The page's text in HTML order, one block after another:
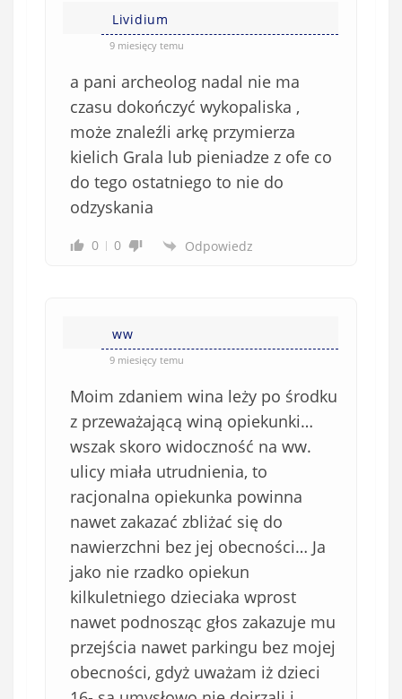
Lividium
9 miesięcy temu
a pani archeolog nadal nie ma
czasu dokończyć wykopaliska ,
może znaleźli arkę przymierza
kielich Grala lub pieniadze z ofe co
do tego ostatniego to nie do
odzyskania
0 0 Odpowiedz
ww
9 miesięcy temu
Moim zdaniem wina leży po środku
z przeważającą winą opiekunki…
wszak skoro widoczność na ww.
ulicy miała utrudnienia, to
racjonalna opiekunka powinna
nawet zakazać zbliżać się do
nawierzchni bez jej obecności… Ja
jako nie rzadko opiekun
kilkuletniego dzieciaka wprost
nawet podnosząc głos zakazuje mu
przejścia nawet parkingu bez mojej
obecności, gdyż uważam iż dzieci